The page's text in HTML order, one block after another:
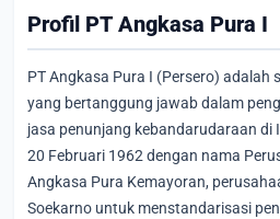
Profil PT Angkasa Pura I
PT Angkasa Pura I (Persero) adalah
yang bertanggung jawab dalam
jasa penunjang kebandarudaraan di
20 Februari 1962 dengan nama
Angkasa Pura Kemayoran,
Soekarno untuk menstandarisasi